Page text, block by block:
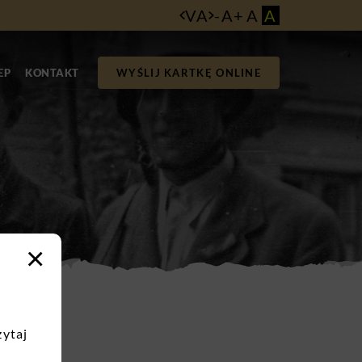
VA -A+ A A
KONTAKT WYŚLIJ KARTKĘ ONLINE
×